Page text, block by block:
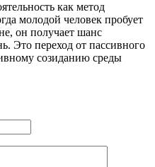
как метод
молодой человек пробует
он получает шанс
Это переход от пассивного
созиданию среды